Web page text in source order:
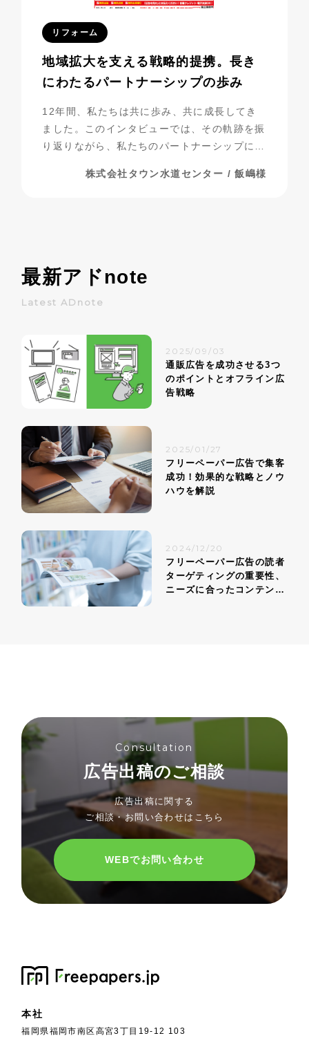
リフォーム
地域拡大を支える戦略的提携。長き
にわたるパートナーシップの歩み
12年間、私たちは共に歩み、共に成長してき
ました。このインタビューでは、その軌跡を振
り返りながら、私たちのパートナーシップにつ
株式会社タウン水道センター / 飯嶋様
最新アドnote
Latest ADnote
2025/09/03
通販広告を成功させる3つ
のポイントとオフライン広
告戦略
2025/01/27
フリーペーパー広告で集客
成功！効果的な戦略とノウ
ハウを解説
2024/12/20
フリーペーパー広告の読者
ターゲティングの重要性、
ニーズに合ったコンテンツ
Consultation
広告出稿のご相談
広告出稿に関する
ご相談・お問い合わせはこちら
WEBでお問い合わせ
本社
福岡県福岡市南区高宮3丁目19-12 103